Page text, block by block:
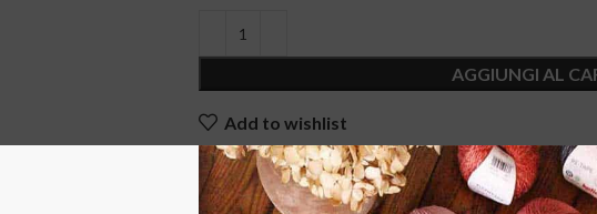
AGGIUNGI AL
Add to wishlist
COD:N/A